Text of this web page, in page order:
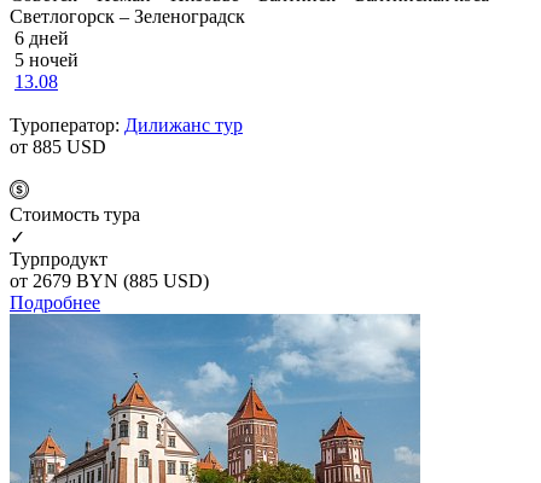
Светлогорск – Зеленоградск
6 дней
5 ночей
13.08
Туроператор: Дилижанс тур
от 885 USD
Cтоимость тура
✓
Турпродукт
от 2679 BYN (885 USD)
Подробнее